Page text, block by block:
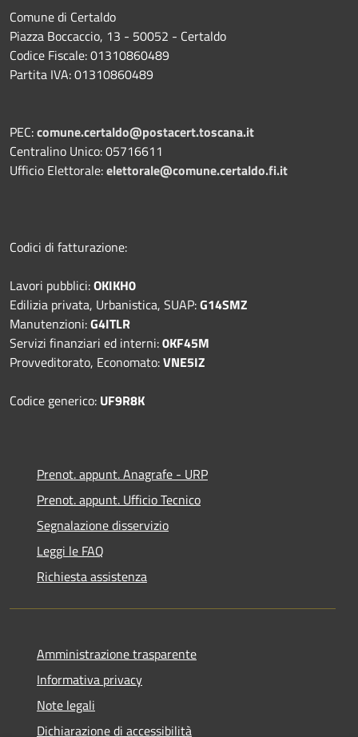
Comune di Certaldo
Piazza Boccaccio, 13 - 50052 - Certaldo
Codice Fiscale: 01310860489
Partita IVA: 01310860489
PEC:comune.certaldo@postacert.toscana.it
Centralino Unico: 05716611
Ufficio Elettorale:elettorale@comune.certaldo.fi.it
Codici di fatturazione:
Lavori pubblici:OKIKH0
Edilizia privata, Urbanistica, SUAP:G14SMZ
Manutenzioni:G4ITLR
Servizi finanziari ed interni:0KF45M
Provveditorato, Economato:VNE5IZ
Codice generico: UF9R8K
Prenot. appunt. Anagrafe - URP
Prenot. appunt. Ufficio Tecnico
Segnalazione disservizio
Leggi le FAQ
Richiesta assistenza
Amministrazione trasparente
Informativa privacy
Note legali
Dichiarazione di accessibilità